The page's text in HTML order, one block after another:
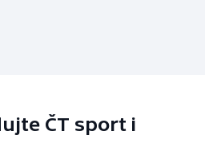
ČT sport i